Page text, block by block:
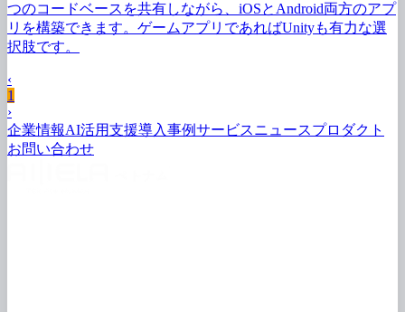
つのコードベースを共有しながら、 iOSと Android両方のアプ
リを構築できます。 ゲームアプリであればUnityも有力な選
択肢です。
‹
1
›
企業情報AI活用支援導入事例サービスニュースプロダクト
お問い合わせ